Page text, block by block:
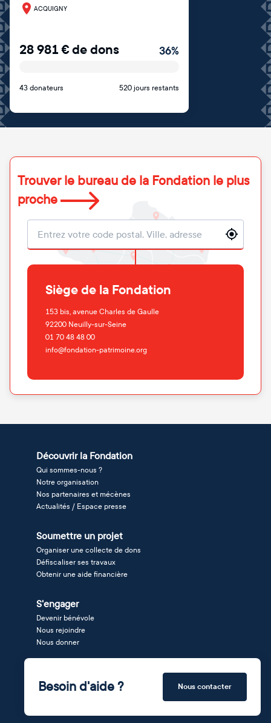
ACQUIGNY
28 981€de dons 36%
43 donateurs 520 jours restants
Trouver le bureau de la Fondation le plus
proche
Localisation
Siège de la Fondation
153 bis, avenue Charles de Gaulle
92200 Neuilly-sur-Seine
01 70 48 48 00
info@fondation-patrimoine.org
Découvrir la Fondation
Qui sommes-nous ?
Notre organisation
Nos partenaires et mécènes
Actualités / Espace presse
Soumettre un projet
Organiser une collecte de dons
Défiscaliser ses travaux
Obtenir une aide financière
S'engager
Devenir bénévole
Nous rejoindre
Nous donner
Besoin d'aide ? Nous contacter